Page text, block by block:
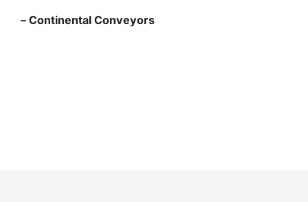
– Continental Conveyors